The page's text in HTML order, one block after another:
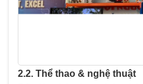
2.2. Thể thao & nghệ thuật